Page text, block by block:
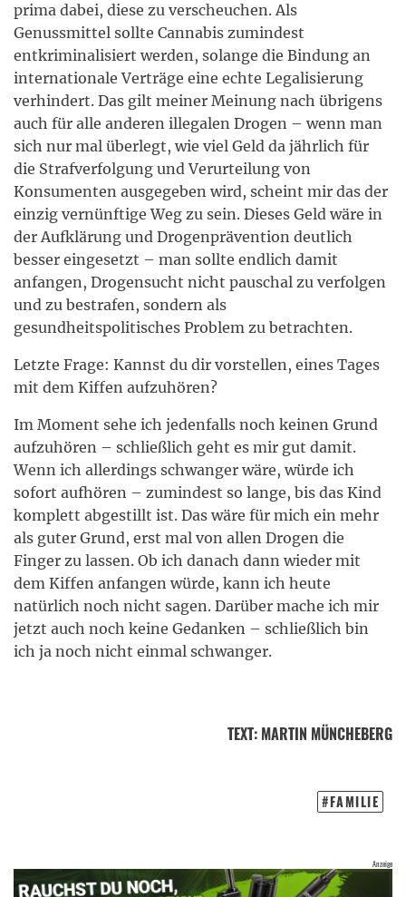
prima dabei, diese zu verscheuchen. Als
Genussmittel sollte Cannabis zumindest
entkriminalisiert werden, solange die Bindung an
internationale Verträge eine echte Legalisierung
verhindert. Das gilt meiner Meinung nach übrigens
auch für alle anderen illegalen Drogen – wenn man
sich nur mal überlegt, wie viel Geld da jährlich für
die Strafverfolgung und Verurteilung von
Konsumenten ausgegeben wird, scheint mir das der
einzig vernünftige Weg zu sein. Dieses Geld wäre in
der Aufklärung und Drogenprävention deutlich
besser eingesetzt – man sollte endlich damit
anfangen, Drogensucht nicht pauschal zu verfolgen
und zu bestrafen, sondern als
gesundheitspolitisches Problem zu betrachten.
Letzte Frage: Kannst du dir vorstellen, eines Tages
mit dem Kiffen aufzuhören?
Im Moment sehe ich jedenfalls noch keinen Grund
aufzuhören – schließlich geht es mir gut damit.
Wenn ich allerdings schwanger wäre, würde ich
sofort aufhören – zumindest so lange, bis das Kind
komplett abgestillt ist. Das wäre für mich ein mehr
als guter Grund, erst mal von allen Drogen die
Finger zu lassen. Ob ich danach dann wieder mit
dem Kiffen anfangen würde, kann ich heute
natürlich noch nicht sagen. Darüber mache ich mir
jetzt auch noch keine Gedanken – schließlich bin
ich ja noch nicht einmal schwanger.
TEXT: MARTIN MÜNCHEBERG
FAMILIE